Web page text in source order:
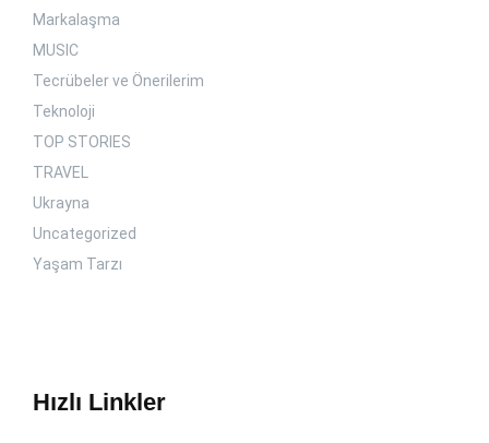
Markalaşma
MUSIC
Tecrübeler ve Önerilerim
Teknoloji
TOP STORIES
TRAVEL
Ukrayna
Uncategorized
Yaşam Tarzı
Hızlı Linkler